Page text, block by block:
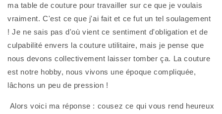
ma table de couture pour travailler sur ce que je voulais
vraiment. C'est ce que j'ai fait et ce fut un tel soulagement
! Je ne sais pas d'où vient ce sentiment d'obligation et de
culpabilité envers la couture utilitaire, mais je pense que
nous devons collectivement laisser tomber ça. La couture
est notre hobby, nous vivons une époque compliquée,
lâchons un peu de pression !